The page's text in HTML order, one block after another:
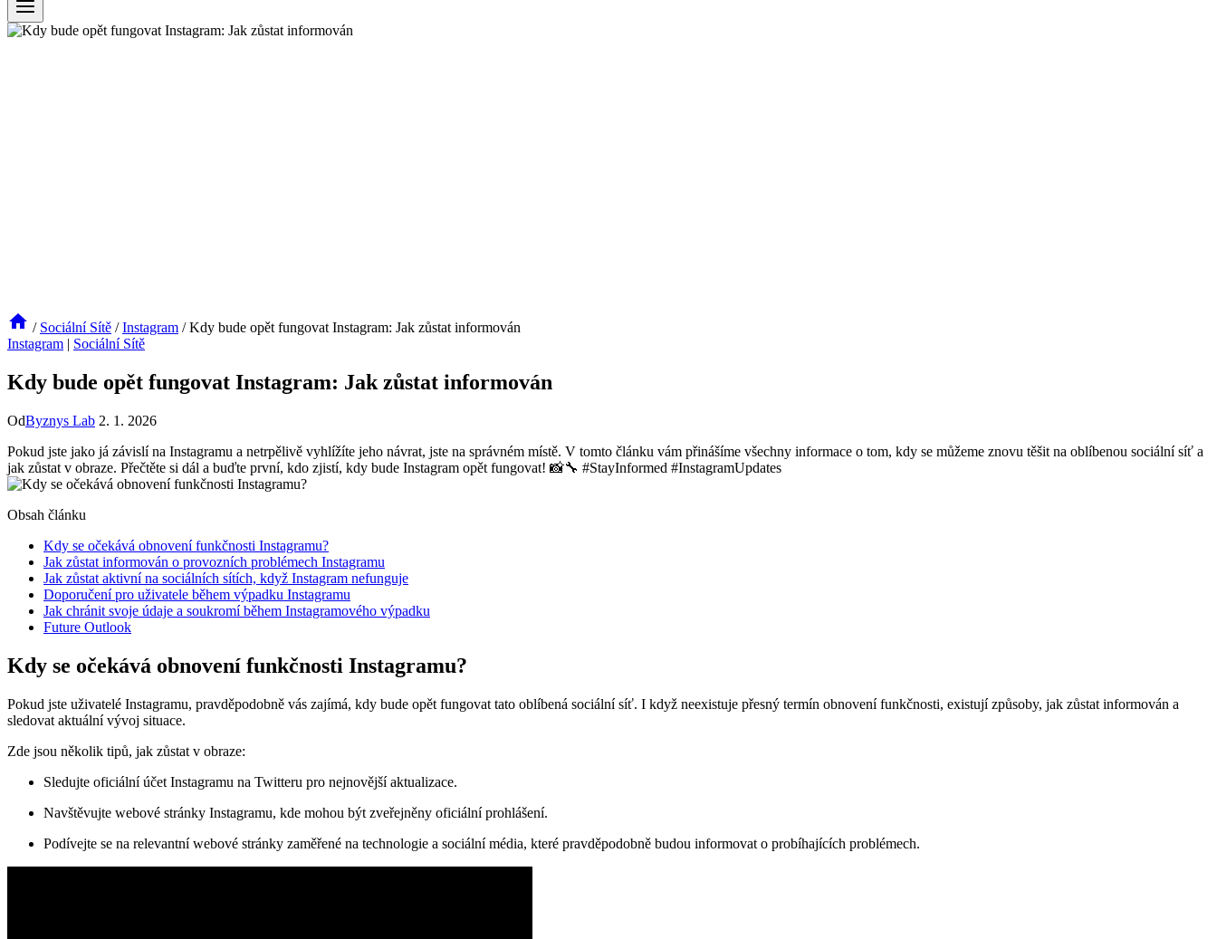
/ Sociální Sítě / Instagram / Kdy bude opět fungovat Instagram: Jak zůstat informován
Instagram | Sociální Sítě
Kdy bude opět fungovat Instagram: Jak zůstat informován
OdByznys Lab 2. 1. 2026
Pokud jste jako já závislí na Instagramu a netrpělivě vyhlížíte jeho návrat, jste na správném místě. V tomto článku vám přinášíme všechny informace o tom, kdy se můžeme znovu těšit na oblíbenou sociální síť a
jak zůstat v obraze. Přečtěte si dál a buďte první, kdo zjistí, kdy bude Instagram opět fungovat! 📸🔧 #StayInformed #InstagramUpdates
Obsah článku
Kdy se očekává obnovení funkčnosti Instagramu?
Jak zůstat informován o provozních problémech Instagramu
Jak zůstat aktivní na sociálních sítích, když Instagram nefunguje
Doporučení pro uživatele během výpadku Instagramu
Jak chránit svoje údaje a soukromí během Instagramového výpadku
Future Outlook
Kdy se očekává obnovení funkčnosti Instagramu?
Pokud jste uživatelé Instagramu, pravděpodobně vás zajímá, kdy bude opět fungovat tato oblíbená sociální síť. I když neexistuje přesný termín obnovení funkčnosti, existují způsoby, jak zůstat informován a
sledovat aktuální vývoj situace.
Zde jsou několik tipů, jak zůstat v obraze:
Sledujte oficiální účet Instagramu na Twitteru pro nejnovější aktualizace.
Navštěvujte webové stránky Instagramu, kde mohou být zveřejněny oficiální prohlášení.
Podívejte se na relevantní webové stránky zaměřené na technologie a sociální média, které pravděpodobně budou informovat o probíhajících problémech.